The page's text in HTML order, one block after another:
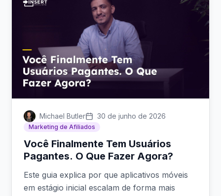
Michael Butler 30 de junho de 2026
Marketing de Afiliados
Você Finalmente Tem Usuários
Pagantes. O Que Fazer Agora?
Este guia explica por que aplicativos móveis
em estágio inicial escalam de forma mais